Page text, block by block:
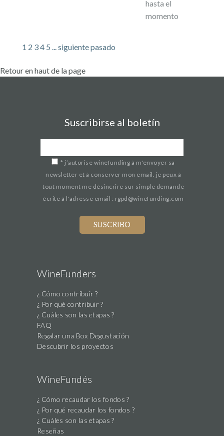
hasta el
momento
1 2 34 5 ...siguientepasado
Retour en haut de la page
Suscribirse al boletín
* j’autorise winefunding à m'envoyer sa
newsletter et à conserver mon email. je peux à
tout moment me désincrire sur simple demande
écrite à l'adresse email : rgpd@winefunding.com
WineFunders
¿ Cómo contribuir ?
¿ Por qué contribuir ?
¿ Cuáles son las etapas ?
FAQ
Regalar una Box Degustación
Descubrir los proyectos
WineFundés
¿ Cómo recaudar los fondos ?
¿ Por qué recaudar los fondos ?
¿ Cuáles son las etapas ?
Reseñas